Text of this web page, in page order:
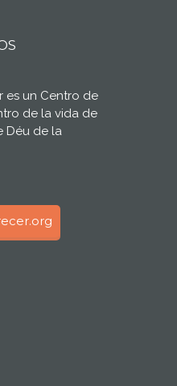
es un Centro de
de la vida de
Déu de la